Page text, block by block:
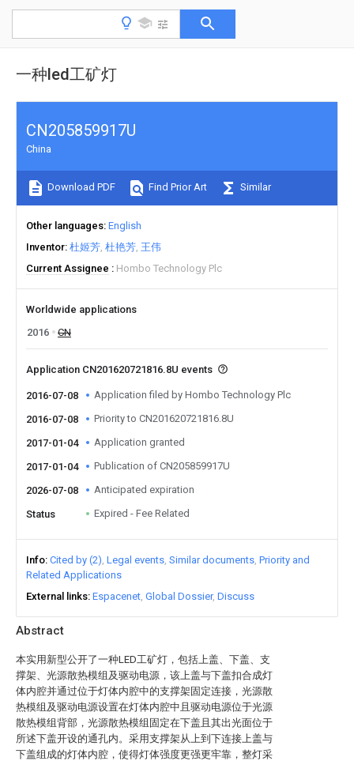
一种led工矿灯
Abstract
本实用新型公开了一种LED工矿灯，包括上盖、下盖、支
撑架、光源散热模组及驱动电源，该上盖与下盖扣合成灯
体内腔并通过位于灯体内腔中的支撑架固定连接，光源散
热模组及驱动电源设置在灯体内腔中且驱动电源位于光源
散热模组背部，光源散热模组固定在下盖且其出光面位于
所述下盖开设的通孔内。采用支撑架从上到下连接上盖与
下盖组成的灯体内腔，使得灯体强度更强更牢靠，整灯采
CN205859917U
China
Download PDF Find Prior Art Similar
Other languages English
Inventor 杜姬芳 杜艳芳 王伟
Current Assignee
Hombo Technology Plc
Worldwide applications
2016
CN
Application CN201620721816.8U events
2016-07-08 Application filed by Hombo Technology Plc
2016-07-08 Priority to CN201620721816.8U
2017-01-04 Application granted
2017-01-04 Publication of CN205859917U
2026-07-08 Anticipated expiration
Status Expired - Fee Related
Info Cited by (2) Legal events Similar documents Priority and
Related Applications
External links Espacenet Global Dossier Discuss